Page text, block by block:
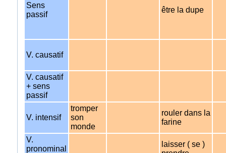
Sens
passif
être la dupe
V. causatif
V. causatif
+ sens
passif
V. intensif
tromper
son
monde
rouler dans la
farine
V.
pronominal
laisser ( se )